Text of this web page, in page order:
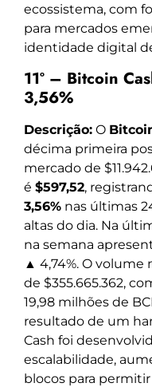
ecossistema, com
para mercados
identidade digital
11º – Bitcoin
3,56%
Descrição: O
décima primeira
mercado de
é $597,52,
3,56% nas últimas
altas do dia. Na
na semana
▲ 4,74%. O volume
de $355.665.362,
19,98 milhões de
resultado de um
Cash foi
escalabilidade,
blocos para